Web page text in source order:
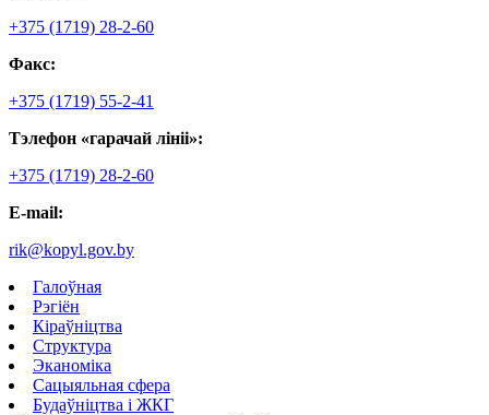
+375 (1719) 28-2-60
Факс:
+375 (1719) 55-2-41
Тэлефон «гарачай лініі»:
+375 (1719) 28-2-60
E-mail:
rik@kopyl.gov.by
Галоўная
Рэгіён
Кіраўніцтва
Структура
Эканоміка
Сацыяльная сфера
Будаўніцтва і ЖКГ